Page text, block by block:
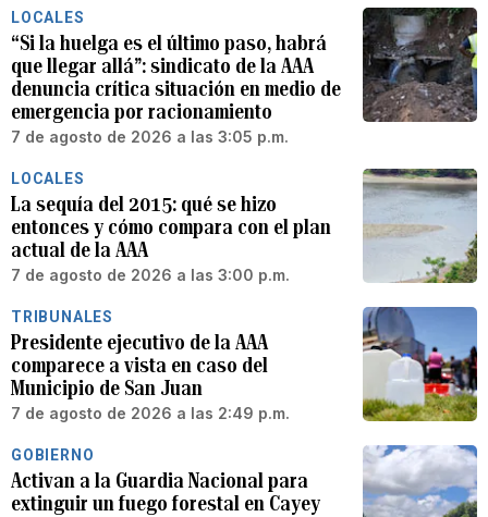
LOCALES
“Si la huelga es el último paso, habrá
que llegar allá”: sindicato de la AAA
denuncia crítica situación en medio de
emergencia por racionamiento
7 de agosto de 2026 a las 3:05 p.m.
LOCALES
La sequía del 2015: qué se hizo
entonces y cómo compara con el plan
actual de la AAA
7 de agosto de 2026 a las 3:00 p.m.
TRIBUNALES
Presidente ejecutivo de la AAA
comparece a vista en caso del
Municipio de San Juan
7 de agosto de 2026 a las 2:49 p.m.
GOBIERNO
Activan a la Guardia Nacional para
extinguir un fuego forestal en Cayey